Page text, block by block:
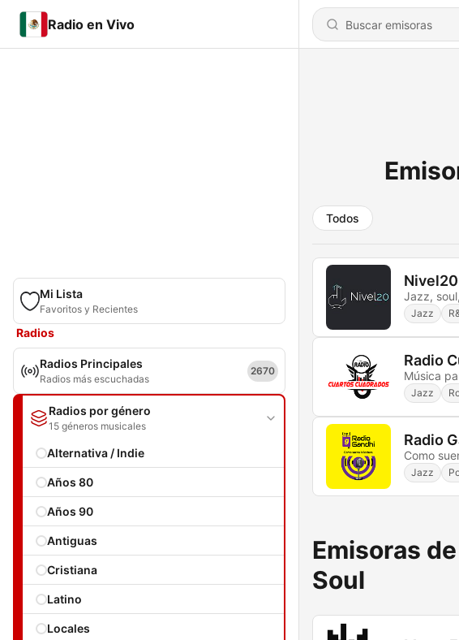
Radio en Vivo
Mi Lista
Favoritos y Recientes
Radios
Radios Principales
Radios más escuchadas
2670
Radios por género
15 géneros musicales
Alternativa / Indie
Años 80
Años 90
Antiguas
Cristiana
Latino
Locales
Todos
Nivel20
Jazz,
Jazz
Radio
Música
Jazz
Radio
Como
Jazz
Emisoras
Soul